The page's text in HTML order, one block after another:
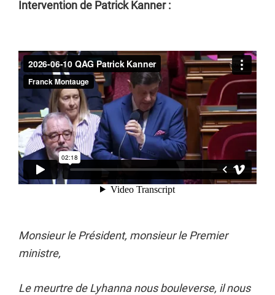
Intervention de Patrick Kanner :
Monsieur le Président, monsieur le Premier
ministre,
Le meurtre de Lyhanna nous bouleverse, il nous